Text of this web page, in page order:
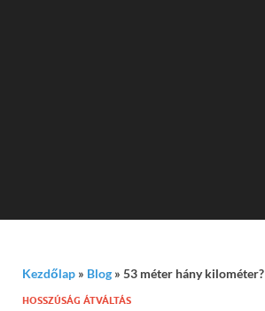
Kezdőlap » Blog » 53 méter hány kilométer?
HOSSZÚSÁG ÁTVÁLTÁS